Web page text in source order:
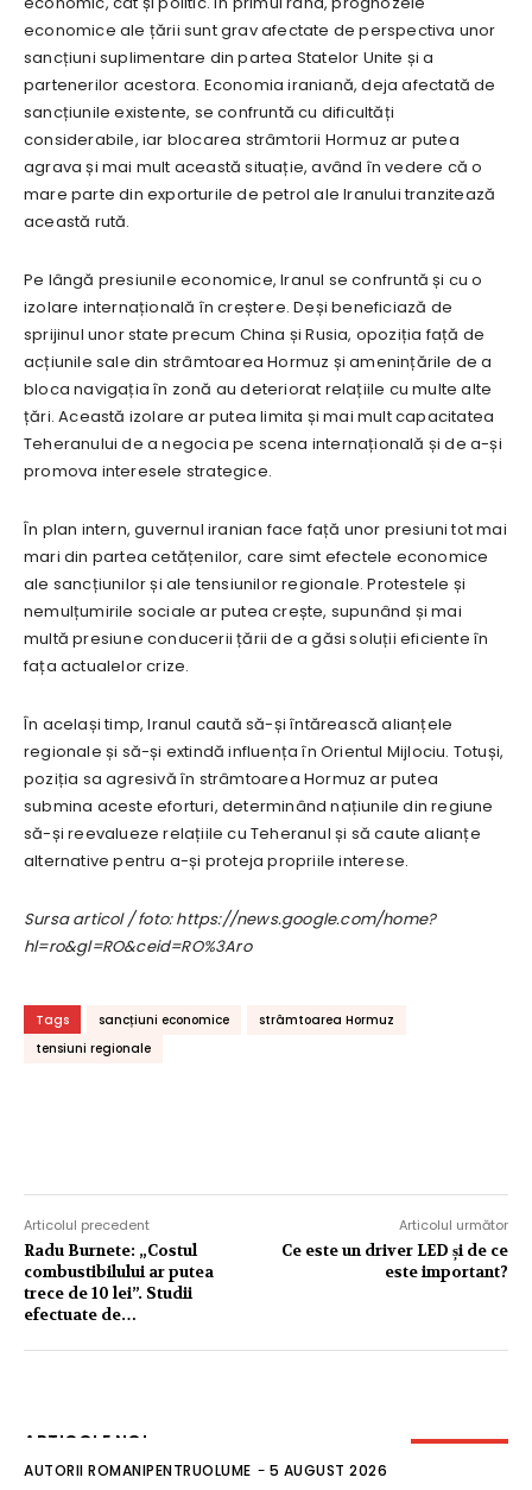
economice ale țării sunt grav afectate de perspectiva unor
sancțiuni suplimentare din partea Statelor Unite și a
partenerilor acestora. Economia iraniană, deja afectată de
sancțiunile existente, se confruntă cu dificultăți
considerabile, iar blocarea strâmtorii Hormuz ar putea
agrava și mai mult această situație, având în vedere că o
mare parte din exporturile de petrol ale Iranului tranzitează
această rută.
Pe lângă presiunile economice, Iranul se confruntă și cu o
izolare internațională în creștere. Deși beneficiază de
sprijinul unor state precum China și Rusia, opoziția față de
acțiunile sale din strâmtoarea Hormuz și amenințările de a
bloca navigația în zonă au deteriorat relațiile cu multe alte
țări. Această izolare ar putea limita și mai mult capacitatea
Teheranului de a negocia pe scena internațională și de a-și
promova interesele strategice.
În plan intern, guvernul iranian face față unor presiuni tot mai
mari din partea cetățenilor, care simt efectele economice
ale sancțiunilor și ale tensiunilor regionale. Protestele și
nemulțumirile sociale ar putea crește, supunând și mai
multă presiune conducerii țării de a găsi soluții eficiente în
fața actualelor crize.
În același timp, Iranul caută să-și întărească alianțele
regionale și să-și extindă influența în Orientul Mijlociu. Totuși,
poziția sa agresivă în strâmtoarea Hormuz ar putea
submina aceste eforturi, determinând națiunile din regiune
să-și reevalueze relațiile cu Teheranul și să caute alianțe
alternative pentru a-și proteja propriile interese.
Sursa articol / foto: https://news.google.com/home?
hl=ro&gl=RO&ceid=RO%3Aro
Tags sancțiuni economice
strâmtoarea Hormuz
tensiuni regionale
Articolul precedent
Radu Burnete: „Costul
combustibilului ar putea
trece de 10 lei”. Studii
efectuate de…
Articolul următor
Ce este un driver LED și de ce
este important?
ARTICOLE NOI
AUTORII ROMANIPENTRUOLUME - 5 AUGUST 2026